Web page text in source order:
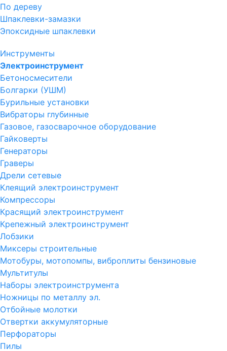
По дереву
Шпаклевки-замазки
Эпоксидные шпаклевки
Инструменты
Электроинструмент
Бетоносмесители
Болгарки (УШМ)
Бурильные установки
Вибраторы глубинные
Газовое, газосварочное оборудование
Гайковерты
Генераторы
Граверы
Дрели сетевые
Клеящий электроинструмент
Компрессоры
Красящий электроинструмент
Крепежный электроинструмент
Лобзики
Миксеры строительные
Мотобуры, мотопомпы, виброплиты бензиновые
Мультитулы
Наборы электроинструмента
Ножницы по металлу эл.
Отбойные молотки
Отвертки аккумуляторные
Перфораторы
Пилы